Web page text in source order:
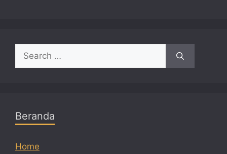
Search
for:
Beranda
Home